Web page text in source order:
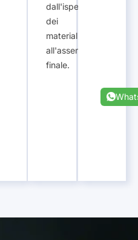
dall'ispezione
dei
materiali
all'assemblaggio
finale.